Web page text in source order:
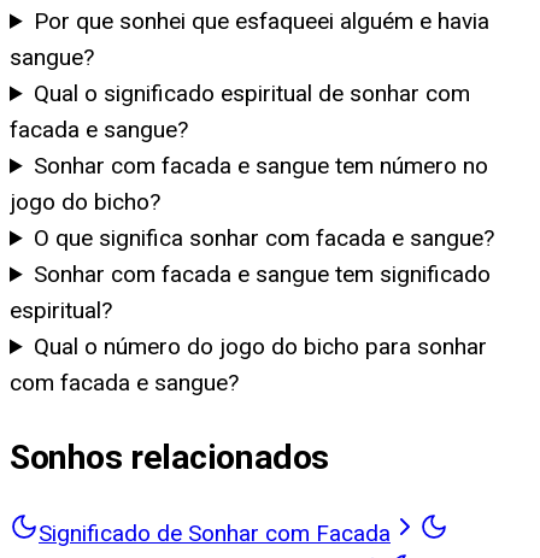
Por que sonhei que esfaqueei alguém e havia
sangue?
Qual o significado espiritual de sonhar com
facada e sangue?
Sonhar com facada e sangue tem número no
jogo do bicho?
O que significa sonhar com facada e sangue?
Sonhar com facada e sangue tem significado
espiritual?
Qual o número do jogo do bicho para sonhar
com facada e sangue?
Sonhos relacionados
Significado de Sonhar com Facada